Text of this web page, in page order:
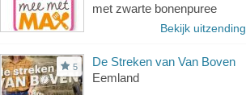
met zwarte bonenpuree
Bekijk uitzending
5
De Streken van Van Boven
Eemland